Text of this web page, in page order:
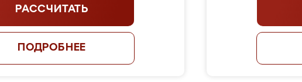
РАССЧИТАТЬ
ПОДРОБНЕЕ